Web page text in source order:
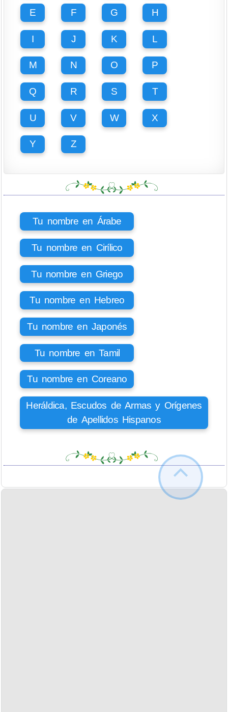
E F G H
I J K L
M N O P
Q R S T
U V W X
Y Z
Tu nombre en Árabe
Tu nombre en Cirílico
Tu nombre en Griego
Tu nombre en Hebreo
Tu nombre en Japonés
Tu nombre en Tamil
Tu nombre en Coreano
Heráldica, Escudos de Armas y Orígenes
de Apellidos Hispanos